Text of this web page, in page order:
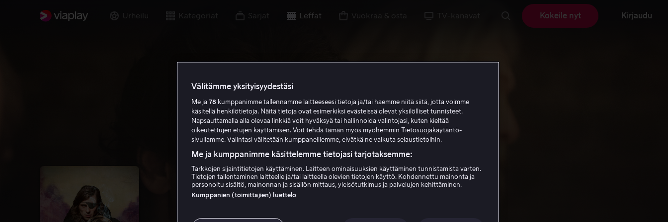
Urheilu Kategoriat Sarjat Leffat Vuokraa & osta TV-kanavat Kokeile nyt Kirjaudu
Välitämme yksityisyydestäsi
Me ja 78 kumppanimme tallennamme laitteeseesi tietoja ja/tai haemme niitä siitä, jotta voimme
käsitellä henkilötietoja. Näitä tietoja ovat esimerkiksi evästeissä olevat yksilölliset tunnisteet.
Napsauttamalla alla olevaa linkkiä voit hyväksyä tai hallinnoida valintojasi, kuten kieltää
oikeutettujen etujen käyttämisen. Voit tehdä tämän myös myöhemmin Tietosuojakäytäntö-
sivullamme. Valintasi välitetään kumppaneillemme, eivätkä ne vaikuta selaustietoihin.
Me ja kumppanimme käsittelemme tietojasi tarjotaksemme:
Tarkkojen sijaintitietojen käyttäminen. Laitteen ominaisuuksien käyttäminen tunnistamista varten.
Tietojen tallentaminen laitteelle ja/tai laitteella olevien tietojen käyttö. Kohdennettu mainonta ja
personoitu sisältö, mainonnan ja sisällön mittaus, yleisötutkimus ja palvelujen kehittäminen.
Kumppanien (toimittajien) luettelo